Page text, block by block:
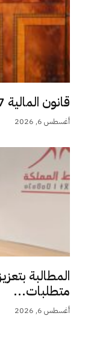
قانون المالية 2027: أخنوش يبقي على دعم...
أغسطس 6, 2026
المطالبة
متطلبات...
أغسطس 6, 2026